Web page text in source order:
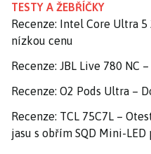
TESTY A ŽEBŘÍČKY
Recenze: Intel Core Ultra
nízkou cenu
Recenze: JBL Live 780 NC
Recenze: O2 Pods Ultra –
Recenze: TCL 75C7L –
jasu s obřím SQD Mini-LED